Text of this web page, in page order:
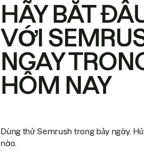
HÃY BẮT
VỚI
NGAY
HÔM NAY
Dùng thử Semrush trong bảy ngày.
nào.